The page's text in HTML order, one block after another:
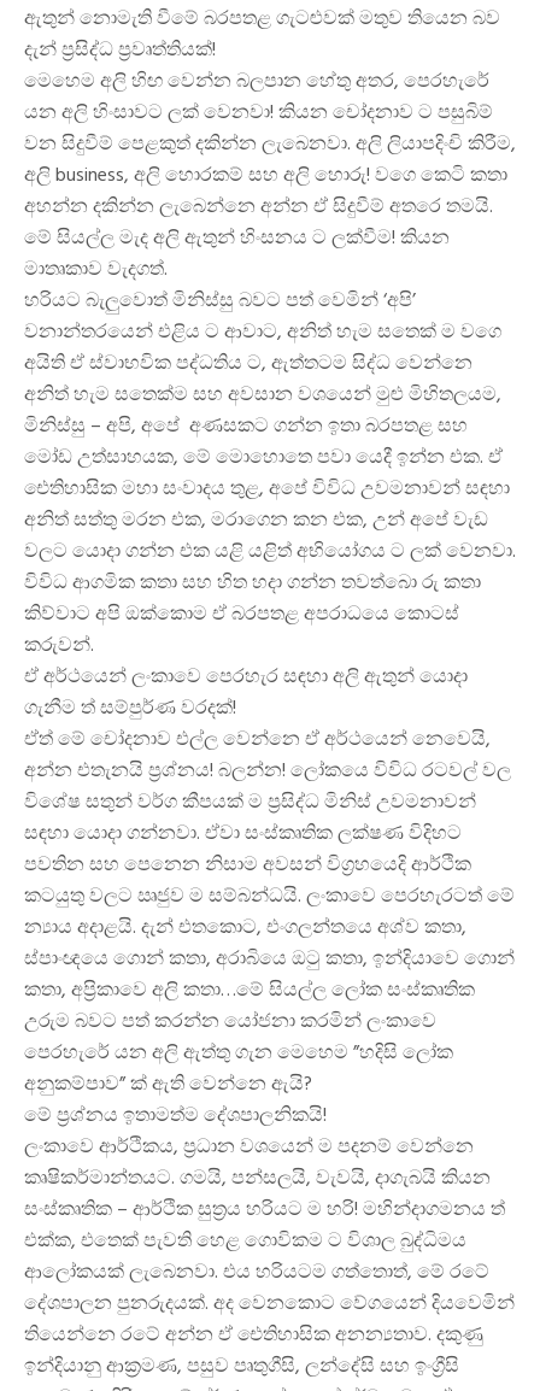
පෙරහැරේ
ඇතුන් නොමැති වීමේ බරපතළ ගැටළුවක් මතුව තියෙන බව
දැන් ප්‍රසිද්ධ ප්‍රවෘත්තියක්!
මෙහෙම අලි හිඟ වෙන්න බලපාන හේතු අතර, පෙරහැරේ
යන අලි හිංසාවට ලක් වෙනවා! කියන චෝදනාව ට පසුබිම්
වන සිදුවීම් පෙළකුත් දකින්න ලැබෙනවා. අලි ලියාපදිංචි කිරීම,
අලි business, අලි හොරකම් සහ අලි හොරු! වගෙ කෙටි කතා
අහන්න දකින්න ලැබෙන්නෙ අන්න ඒ සිදුවීම් අතරෙ තමයි.
මේ සියල්ල මැද අලි ඇතුන් හිංසනය ට ලක්වීම! කියන
මාතෘකාව වැදගත්.
හරියට බැලුවොත් මිනිස්සු බවට පත් වෙමින් ‘අපි’
වනාන්තරයෙන් එළිය ට ආවාට, අනිත් හැම සතෙක් ම වගෙ
අයිති ඒ ස්වාභවික පද්ධතිය ට, ඇත්තටම සිද්ධ වෙන්නෙ
අනිත් හැම සතෙක්ම සහ අවසාන වශයෙන් මුළු මිහිතලයම,
මිනිස්සු – අපි, අපේ අණසකට ගන්න ඉතා බරපතළ සහ
මෝඩ උත්සාහයක, මේ මොහොතෙ පවා යෙදී ඉන්න එක. ඒ
ඓතිහාසික මහා සංවාදය තුළ, අපේ විවිධ උවමනාවන් සඳහා
අනිත් සත්තු මරන එක, මරාගෙන කන එක, උන් අපේ වැඩ
වලට යොදා ගන්න එක යළි යළිත් අභියෝගය ට ලක් වෙනවා.
විවිධ ආගමික කතා සහ හිත හදා ගන්න තවත්බො රු කතා
කිව්වාට අපි ඔක්කොම ඒ බරපතළ අපරාධයෙ කොටස්
කරුවන්.
ඒ අර්ථයෙන් ලංකාවෙ පෙරහැර සඳහා අලි ඇතුන් යොදා
ගැනීම ත් සම්පුර්ණ වරදක්!
ඒත් මේ චෝදනාව එල්ල වෙන්නෙ ඒ අර්ථයෙන් නෙවෙයි,
අන්න එතැනයි ප්‍රශ්නය! බලන්න! ලෝකයෙ විවිධ රටවල් වල
විශේෂ සතුන් වර්ග කීපයක් ම ප්‍රසිද්ධ මිනිස් උවමනාවන්
සඳහා යොදා ගන්නවා. ඒවා සංස්කෘතික ලක්ෂණ විදිහට
පවතින සහ පෙනෙන නිසාම අවසන් විග්‍රහයෙදි ආර්ථික
කටයුතු වලට ඍජුව ම සම්බන්ධයි. ලංකාවෙ පෙරහැරටත් මේ
න්‍යාය අදාළයි. දැන් එතකොට, එංගලන්තයෙ අශ්ව කතා,
ස්පාංඥයෙ ගොන් කතා, අරාබියෙ ඔටු කතා, ඉන්දියාවෙ ගොන්
කතා, අප්‍රිකාවෙ අලි කතා…මේ සියල්ල ලෝක සංස්කෘතික
උරුම බවට පත් කරන්න යෝජනා කරමින් ලංකාවෙ
පෙරහැරේ යන අලි ඇත්තු ගැන මෙහෙම ”හදිසි ලෝක
අනුකම්පාව” ක් ඇති වෙන්නෙ ඇයි?
මේ ප්‍රශ්නය ඉතාමත්ම දේශපාලනිකයි!
ලංකාවෙ ආර්ථිකය, ප්‍රධාන වශයෙන් ම පදනම් වෙන්නෙ
කෘෂිකර්මාන්තයට. ගමයි, පන්සලයි, වැවයි, දාගැබයි කියන
සංස්කෘතික – ආර්ථික සුත්‍රය හරියට ම හරි! මහින්දාගමනය ත්
එක්ක, එතෙක් පැවති හෙළ ගොවිකම ට විශාල බුද්ධිමය
ආලෝකයක් ලැබෙනවා. එය හරියටම ගත්තොත්, මේ රටේ
දේශපාලන පුනරුදයක්. අද වෙනකොට වේගයෙන් දියවෙමින්
තියෙන්නෙ රටේ අන්න ඒ ඓතිහාසික අනන්‍යතාව. දකුණු
ඉන්දියානු ආක්‍රමණ, පසුව පෘතුගීසි, ලන්දේසි සහ ඉංග්‍රීසි